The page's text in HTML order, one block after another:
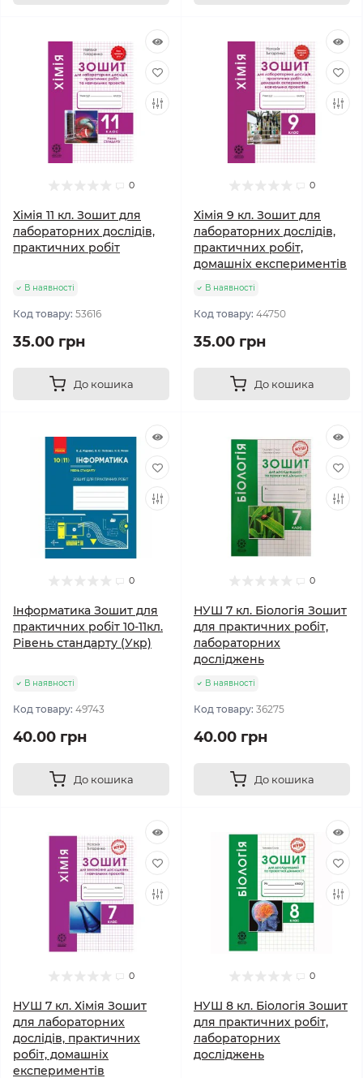
0
Хімія 11 кл. Зошит для
лабораторних дослідів,
практичних робіт
В наявності
Код товару: 53616
35.00 грн
До кошика
0
Хімія 9 кл. Зошит для
лабораторних дослідів,
практичних робіт,
домашніх експериментів
В наявності
Код товару: 44750
35.00 грн
До кошика
0
Інформатика Зошит для
практичних робіт 10-11кл.
Рівень стандарту (Укр)
В наявності
Код товару: 49743
40.00 грн
До кошика
0
НУШ 7 кл. Біологія Зошит
для практичних робіт,
лабораторних
досліджень
В наявності
Код товару: 36275
40.00 грн
До кошика
0
НУШ 7 кл. Хімія Зошит
для лабораторних
дослідів, практичних
робіт, домашніх
експериментів
0
НУШ 8 кл. Біологія Зошит
для практичних робіт,
лабораторних
досліджень